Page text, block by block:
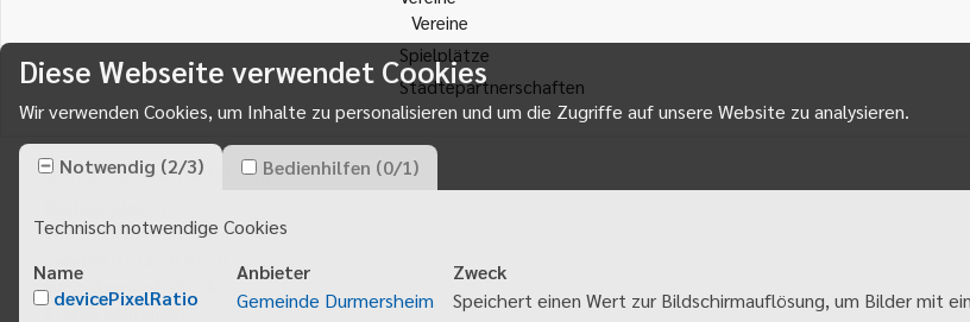
Vereine
Spielplätze
Städtepartnerschaften
Gemeinde Durmersheim
76448Durmersheim
info@durmersheim.de
E-Mail schreiben
Diese Webseite verwendet Cookies
Wir verwenden Cookies, um Inhalte zu personalisieren und um die Zugriffe auf unsere Website zu analysieren.
Notwendig (2/3) Bedienhilfen (0/1)
Technisch notwendige Cookies
Name
Anbieter Zweck
devicePixelRatio
Gemeinde Durmersheim Speichert einen Wert zur Bildschirmauflösung, um Bilder mit